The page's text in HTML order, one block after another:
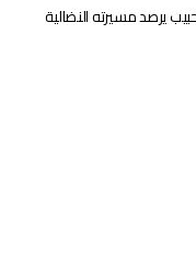
يرصد مسيرته النضالية